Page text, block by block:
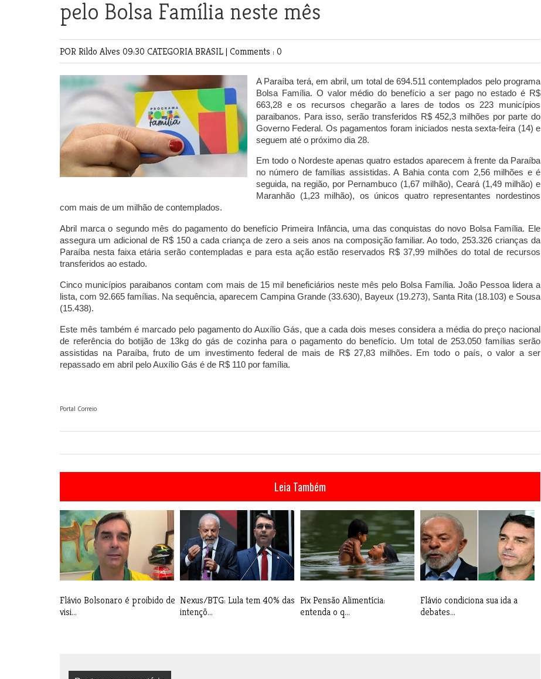
pelo Bolsa Família neste mês
POR Rildo Alves 09:30 CATEGORIABRASIL| Comments : 0
A Paraíba terá, em abril, um total de 694.511 contemplados pelo programa
Bolsa Família. O valor médio do benefício a ser pago no estado é R$
663,28 e os recursos chegarão a lares de todos os 223 municípios
paraibanos. Para isso, serão transferidos R$ 452,3 milhões por parte do
Governo Federal. Os pagamentos foram iniciados nesta sexta-feira (14) e
seguem até o próximo dia 28.
Em todo o Nordeste apenas quatro estados aparecem à frente da Paraíba
no número de famílias assistidas. A Bahia conta com 2,56 milhões e é
seguida, na região, por Pernambuco (1,67 milhão), Ceará (1,49 milhão) e
Maranhão (1,23 milhão), os únicos quatro representantes nordestinos
com mais de um milhão de contemplados.
Abril marca o segundo mês do pagamento do benefício Primeira Infância, uma das conquistas do novo Bolsa Família. Ele
assegura um adicional de R$ 150 a cada criança de zero a seis anos na composição familiar. Ao todo, 253.326 crianças da
Paraíba nesta faixa etária serão contempladas e para esta ação estão reservados R$ 37,99 milhões do total de recursos
transferidos ao estado.
Cinco municípios paraibanos contam com mais de 15 mil beneficiários neste mês pelo Bolsa Família. João Pessoa lidera a
lista, com 92.665 famílias. Na sequência, aparecem Campina Grande (33.630), Bayeux (19.273), Santa Rita (18.103) e Sousa
(15.438).
Este mês também é marcado pelo pagamento do Auxílio Gás, que a cada dois meses considera a média do preço nacional
de referência do botijão de 13kg do gás de cozinha para o pagamento do benefício. Um total de 253.050 famílias serão
assistidas na Paraíba, fruto de um investimento federal de mais de R$ 27,83 milhões. Em todo o país, o valor a ser
repassado em abril pelo Auxílio Gás é de R$ 110 por família.
Portal Correio
Leia Também
Flávio Bolsonaro é proibido de
visi...
Nexus/BTG: Lula tem 40% das
intençõ...
Pix Pensão Alimentícia:
entenda o q...
Flávio condiciona sua ida a
debates...